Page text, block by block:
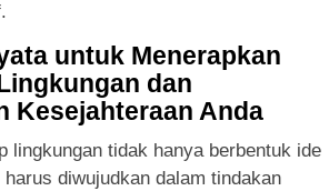
untuk Menerapkan
dan
Kesejahteraan Anda
lingkungan tidak hanya berbentuk ide
diwujudkan dalam tindakan